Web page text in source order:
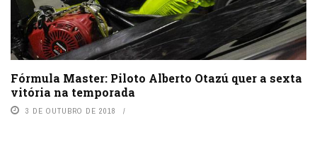
Fórmula Master: Piloto Alberto Otazú quer a sexta
vitória na temporada
3 DE OUTUBRO DE 2018